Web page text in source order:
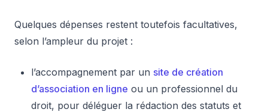
Quelques dépenses restent toutefois facultatives,
selon l’ampleur du projet :
l’accompagnement par un site de création
d’association en ligne ou un professionnel du
droit, pour déléguer la rédaction des statuts et